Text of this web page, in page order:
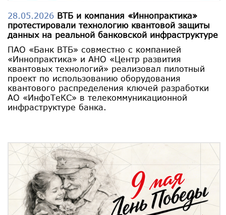
28.05.2026 ВТБ и компания «Иннопрактика»
протестировали технологию квантовой защиты
данных на реальной банковской инфраструктуре
ПАО «Банк ВТБ» совместно с компанией
«Иннопрактика» и АНО «Центр развития
квантовых технологий» реализовал пилотный
проект по использованию оборудования
квантового распределения ключей разработки
АО «ИнфоТеКС» в телекоммуникационной
инфраструктуре банка.